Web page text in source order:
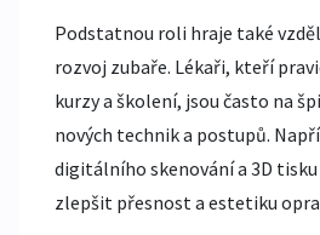
Podstatnou roli hraje také
rozvoj zubaře. Lékaři, kteří
kurzy a školení, jsou často na
nových technik a postupů.
digitálního skenování a 3D
zlepšit přesnost a estetiku